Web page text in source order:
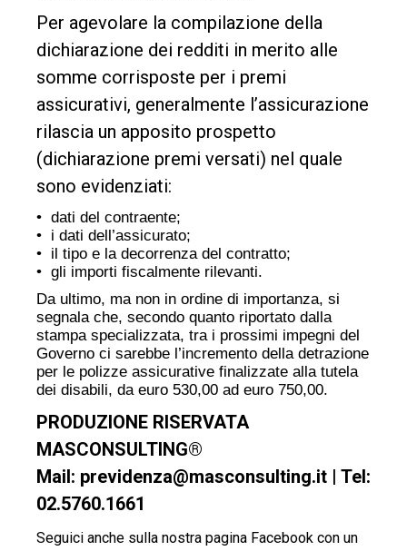
Per agevolare la compilazione della
dichiarazione dei redditi in merito alle
somme corrisposte per i premi
assicurativi, generalmente l’assicurazione
rilascia un apposito prospetto
(dichiarazione premi versati) nel quale
sono evidenziati:
• dati del contraente;
• i dati dell’assicurato;
• il tipo e la decorrenza del contratto;
• gli importi fiscalmente rilevanti.
Da ultimo, ma non in ordine di importanza, si
segnala che, secondo quanto riportato dalla
stampa specializzata, tra i prossimi impegni del
Governo ci sarebbe l’incremento della detrazione
per le polizze assicurative finalizzate alla tutela
dei disabili, da euro 530,00 ad euro 750,00.
PRODUZIONE RISERVATA
MASCONSULTING®
Mail: previdenza@masconsulting.it | Tel:
02.5760.1661
Seguici anche sulla nostra pagina Facebook con un